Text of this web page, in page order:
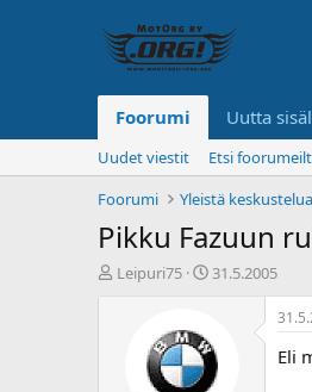
Foorumi Uutta
Uudet viestit Etsi
Foorumi
Yleistä keskustelua
Pikku Fazuun
KLeipuri75
A
t
u
31.5.2005
Eli